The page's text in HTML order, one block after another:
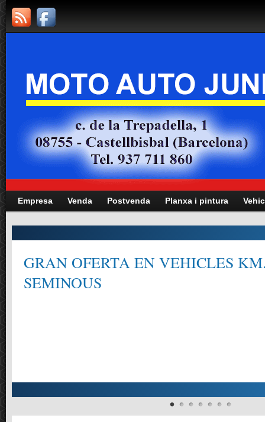
Empresa Venda Postvenda Planxa i pintura
GRAN OFERTA EN VEHICLES
SEMINOUS